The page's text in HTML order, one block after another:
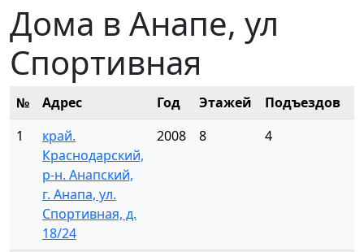
Дома в Анапе, ул
Спортивная
№ Адрес Год Этажей Подъездов
1
край.
Краснодарский,
р-н. Анапский,
г. Анапа, ул.
Спортивная, д.
18/24
2008 8 4